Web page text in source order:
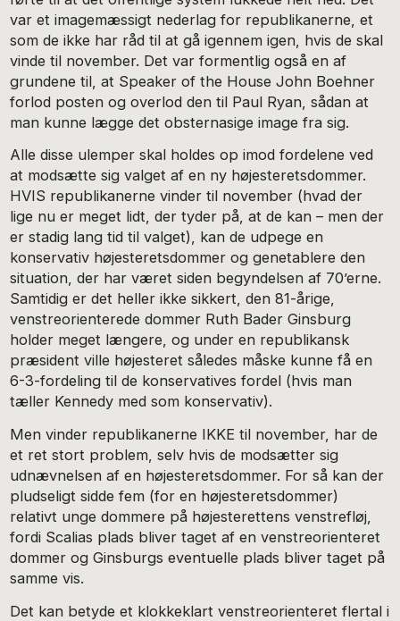
var et imagemæssigt nederlag for republikanerne, et
som de ikke har råd til at gå igennem igen, hvis de skal
vinde til november. Det var formentlig også en af
grundene til, at Speaker of the House John Boehner
forlod posten og overlod den til Paul Ryan, sådan at
man kunne lægge det obsternasige image fra sig.
Alle disse ulemper skal holdes op imod fordelene ved
at modsætte sig valget af en ny højesteretsdommer.
HVIS republikanerne vinder til november (hvad der
lige nu er meget lidt, der tyder på, at de kan – men der
er stadig lang tid til valget), kan de udpege en
konservativ højesteretsdommer og genetablere den
situation, der har været siden begyndelsen af 70’erne.
Samtidig er det heller ikke sikkert, den 81-årige,
venstreorienterede dommer Ruth Bader Ginsburg
holder meget længere, og under en republikansk
præsident ville højesteret således måske kunne få en
6-3-fordeling til de konservatives fordel (hvis man
tæller Kennedy med som konservativ).
Men vinder republikanerne IKKE til november, har de
et ret stort problem, selv hvis de modsætter sig
udnævnelsen af en højesteretsdommer. For så kan der
pludseligt sidde fem (for en højesteretsdommer)
relativt unge dommere på højesterettens venstrefløj,
fordi Scalias plads bliver taget af en venstreorienteret
dommer og Ginsburgs eventuelle plads bliver taget på
samme vis.
Det kan betyde et klokkeklart venstreorienteret flertal i